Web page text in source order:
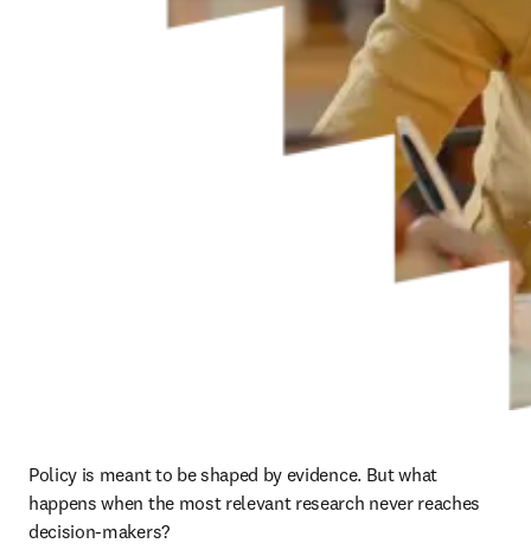
Policy is meant to be shaped by evidence. But what
happens when the most relevant research never reaches
decision-makers?